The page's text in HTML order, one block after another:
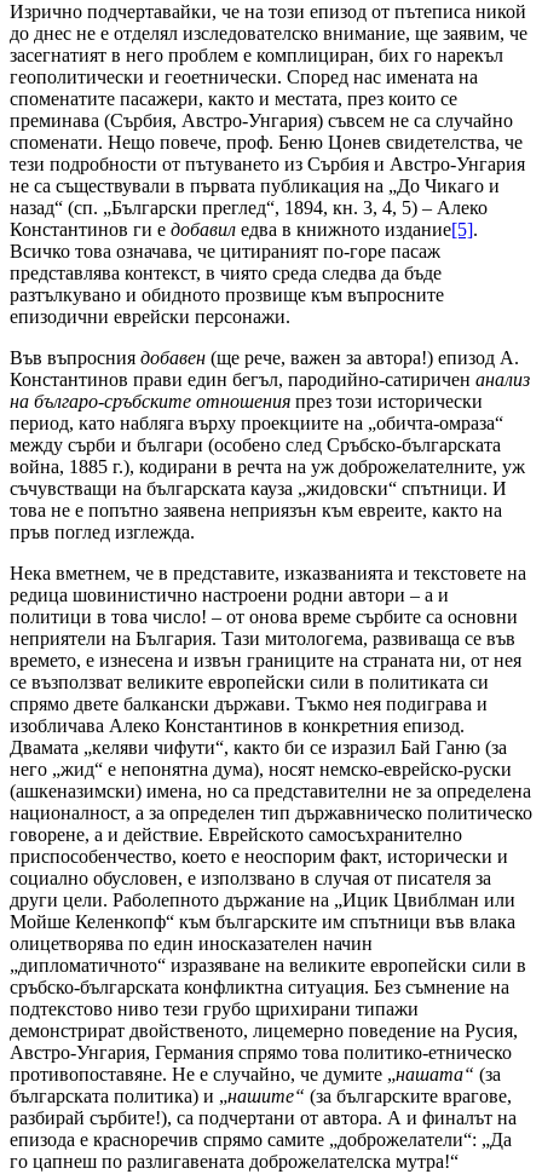
Изрично подчертавайки, че на този епизод от пътеписа никой
до днес не е отделял изследователско внимание, ще заявим, че
засегнатият в него проблем е комплициран, бих го нарекъл
геополитически и геоетнически. Според нас имената на
споменатите пасажери, както и местата, през които се
преминава (Сърбия, Австро-Унгария) съвсем не са случайно
споменати. Нещо повече, проф. Беню Цонев свидетелства, че
тези подробности от пътуването из Сърбия и Австро-Унгария
не са съществували в първата публикация на „До Чикаго и
назад“ (сп. „Български преглед“, 1894, кн. 3, 4, 5) – Алеко
Константинов ги е добавил едва в книжното издание[5].
Всичко това означава, че цитираният по-горе пасаж
представлява контекст, в чиято среда следва да бъде
разтълкувано и обидното прозвище към въпросните
епизодични еврейски персонажи.
Във въпросния добавен (ще рече, важен за автора!) епизод А.
Константинов прави един бегъл, пародийно-сатиричен анализ
на българо-сръбските отношения през този исторически
период, като набляга върху проекциите на „обичта-омраза“
между сърби и българи (особено след Сръбско-българската
война, 1885 г.), кодирани в речта на уж доброжелателните, уж
съчувстващи на българската кауза „жидовски“ спътници. И
това не е попътно заявена неприязън към евреите, както на
пръв поглед изглежда.
Нека вметнем, че в представите, изказванията и текстовете на
редица шовинистично настроени родни автори – а и
политици в това число! – от онова време сърбите са основни
неприятели на България. Тази митологема, развиваща се във
времето, е изнесена и извън границите на страната ни, от нея
се възползват великите европейски сили в политиката си
спрямо двете балкански държави. Тъкмо нея подиграва и
изобличава Алеко Константинов в конкретния епизод.
Двамата „келяви чифути“, както би се изразил Бай Ганю (за
него „жид“ е непонятна дума), носят немско-еврейско-руски
(ашкеназимски) имена, но са представителни не за определена
националност, а за определен тип държавническо политическо
говорене, а и действие. Еврейското самосъхранително
приспособенчество, което е неоспорим факт, исторически и
социално обусловен, е използвано в случая от писателя за
други цели. Раболепното държание на „Ицик Цвиблман или
Мойше Келенкопф“ към българските им спътници във влака
олицетворява по един иносказателен начин
„дипломатичното“ изразяване на великите европейски сили в
сръбско-българската конфликтна ситуация. Без съмнение на
подтекстово ниво тези грубо щрихирани типажи
демонстрират двойственото, лицемерно поведение на Русия,
Австро-Унгария, Германия спрямо това политико-етническо
противопоставяне. Не е случайно, че думите „нашата“ (за
българската политика) и „нашите“ (за българските врагове,
разбирай сърбите!), са подчертани от автора. А и финалът на
епизода е красноречив спрямо самите „доброжелатели“: „Да
го цапнеш по разлигавената доброжелателска мутра!“